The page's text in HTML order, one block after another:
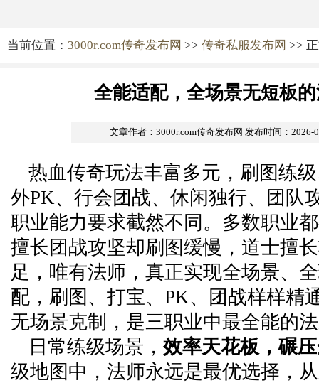
当前位置： 3000r.com传奇发布网 >> 传奇私服发布网 >>
全能适配，全场景无短板
文章作者：3000r.com传奇发布网 发布时间：2026-
热血传奇玩法丰富多元，刷图练
外PK、行会团战、休闲独行、团队
职业能力要求截然不同。多数职业
擅长团战攻坚却刷图缓慢，道士擅
足，唯有法师，真正实现全场景、
配，刷图、打宝、PK、团战样样精
无场景克制，是三职业中最全能的
日常练级场景， 效率天花板，碾
级地图中，法师永远是最优选择，